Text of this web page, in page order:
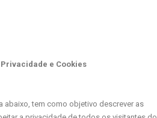
e Cookies
abaixo, tem como objetivo descrever as